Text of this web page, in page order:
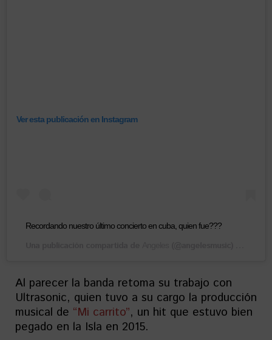
Ver esta publicación en Instagram
Recordando nuestro último concierto en cuba, quien fue???
Al parecer la banda retoma su trabajo con
Ultrasonic, quien tuvo a su cargo la producción
musical de “Mi carrito”, un hit que estuvo bien
pegado en la Isla en 2015.